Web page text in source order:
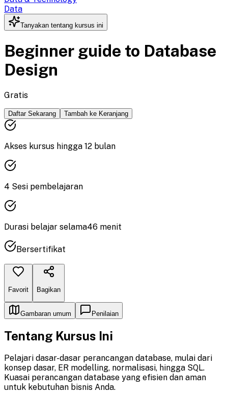
Data
Tanyakan tentang kursus ini
Beginner guide to Database
Design
Gratis
Daftar Sekarang Tambah ke Keranjang
Akses kursus hingga 12 bulan
4 Sesi pembelajaran
Durasi belajar selama46 menit
Bersertifikat
Favorit Bagikan
Gambaran umum Penilaian
Tentang Kursus Ini
Pelajari dasar-dasar perancangan database, mulai dari
konsep dasar, ER modelling, normalisasi, hingga SQL.
Kuasai perancangan database yang efisien dan aman
untuk kebutuhan bisnis Anda.